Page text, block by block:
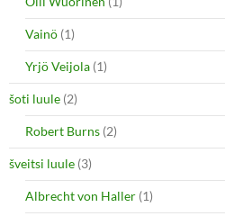
Vainö (1)
Yrjö Veijola (1)
šoti luule (2)
Robert Burns (2)
šveitsi luule (3)
Albrecht von Haller (1)